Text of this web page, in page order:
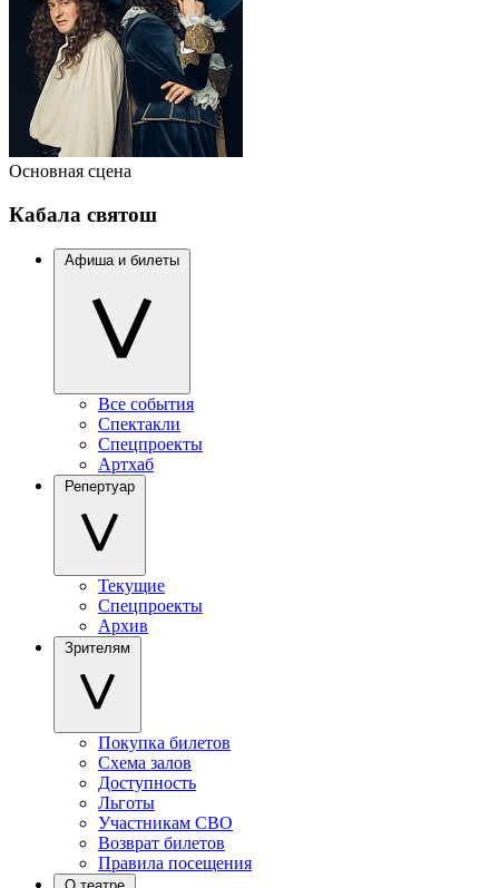
Основная сцена
Кабала святош
Афиша и билеты
Все события
Спектакли
Спецпроекты
Артхаб
Репертуар
Текущие
Спецпроекты
Архив
Зрителям
Покупка билетов
Схема залов
Доступность
Льготы
Участникам СВО
Возврат билетов
Правила посещения